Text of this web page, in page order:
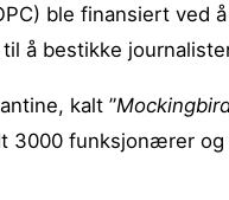
ble finansiert ved
å bestikke
kalt ”
3000 funksjonærer